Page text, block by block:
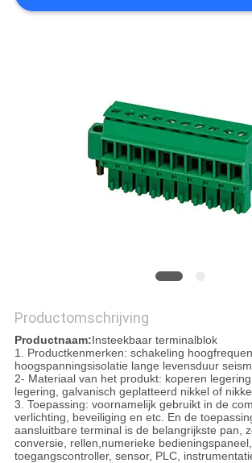
Productomschrijving
Productnaam:Insteekbaar terminalblok
1. Productkenmerken: schakeling
hoogspanningsisolatie lange levensduur
2- Materiaal van het produkt: koperen
legering, galvanisch geplatteerd nikkel of
3. Toepassing: voornamelijk gebruikt in de
verlichting, beveiliging en etc. En de
aansluitbare terminal is de belangrijkste pan,
conversie, rellen,numerieke bedieningspaneel,
toegangscontroller, sensor, PLC,